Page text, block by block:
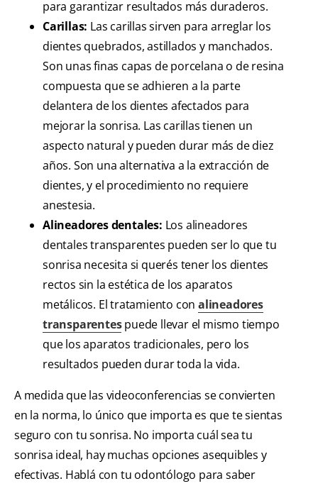
para garantizar resultados más duraderos.
Carillas: Las carillas sirven para arreglar los
dientes quebrados, astillados y manchados.
Son unas finas capas de porcelana o de resina
compuesta que se adhieren a la parte
delantera de los dientes afectados para
mejorar la sonrisa. Las carillas tienen un
aspecto natural y pueden durar más de diez
años. Son una alternativa a la extracción de
dientes, y el procedimiento no requiere
anestesia.
Alineadores dentales: Los alineadores
dentales transparentes pueden ser lo que tu
sonrisa necesita si querés tener los dientes
rectos sin la estética de los aparatos
metálicos. El tratamiento conalineadores
transparentespuede llevar el mismo tiempo
que los aparatos tradicionales, pero los
resultados pueden durar toda la vida.
A medida que las videoconferencias se convierten
en la norma, lo único que importa es que te sientas
seguro con tu sonrisa. No importa cuál sea tu
sonrisa ideal, hay muchas opciones asequibles y
efectivas. Hablá con tu odontólogo para saber